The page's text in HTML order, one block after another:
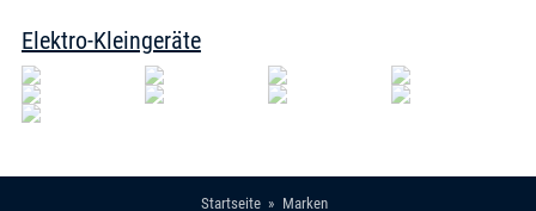
Elektro-Kleingeräte
Startseite Marken